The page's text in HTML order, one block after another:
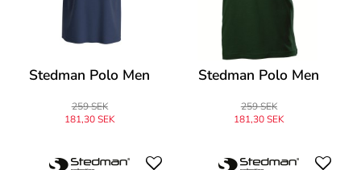
Stedman Polo Men
259 SEK
181,30 SEK
Stedman Polo Men
259 SEK
181,30 SEK